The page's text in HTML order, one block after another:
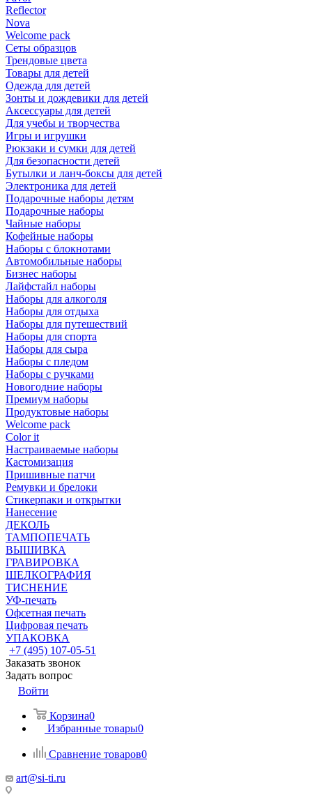
Reflector
Nova
Welcome pack
Сеты образцов
Трендовые цвета
Товары для детей
Одежда для детей
Зонты и дождевики для детей
Аксессуары для детей
Для учебы и творчества
Игры и игрушки
Рюкзаки и сумки для детей
Для безопасности детей
Бутылки и ланч-боксы для детей
Электроника для детей
Подарочные наборы детям
Подарочные наборы
Чайные наборы
Кофейные наборы
Наборы с блокнотами
Автомобильные наборы
Бизнес наборы
Лайфстайл наборы
Наборы для алкоголя
Наборы для отдыха
Наборы для путешествий
Наборы для спорта
Наборы для сыра
Наборы с пледом
Наборы с ручками
Новогодние наборы
Премиум наборы
Продуктовые наборы
Welcome pack
Color it
Настраиваемые наборы
Кастомизация
Пришивные патчи
Ремувки и брелоки
Стикерпаки и открытки
Нанесение
ДЕКОЛЬ
ТАМПОПЕЧАТЬ
ВЫШИВКА
ГРАВИРОВКА
ШЕЛКОГРАФИЯ
ТИСНЕНИЕ
УФ-печать
Офсетная печать
Цифровая печать
УПАКОВКА
+7 (495) 107-05-51
Заказать звонок
Задать вопрос
Войти
Корзина0
Избранные товары0
Сравнение товаров0
art@si-ti.ru